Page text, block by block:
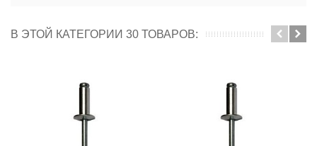
В ЭТОЙ КАТЕГОРИИ 30 ТОВАРОВ: